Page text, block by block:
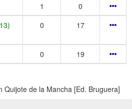
1
0
0 17
0 19
Quijote de la Mancha [Ed. Bruguera]